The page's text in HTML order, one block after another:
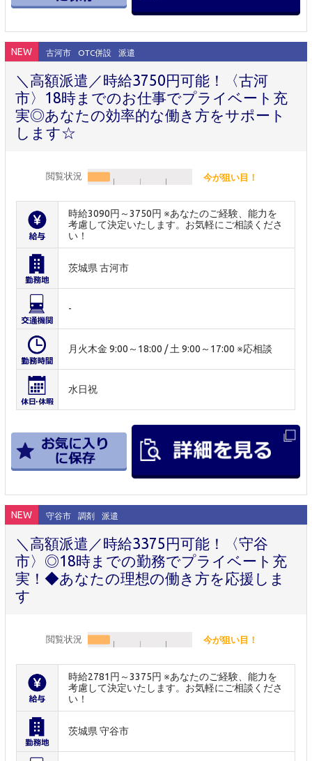
NEW 古河市 OTC併設 派遣
＼高額派遣／時給3750円可能！〈古河
市〉18時までのお仕事でプライベート充
実◎あなたの効率的な働き方をサポート
します☆
閲覧状況 今が狙い目！
時給3090円～3750円 ※あなたのご経験、能力を
考慮して決定いたします。お気軽にご相談くださ
い！
茨城県 古河市
-
月火木金 9:00～18:00 / 土 9:00～17:00 ※応相談
水日祝
NEW 守谷市 調剤 派遣
＼高額派遣／時給3375円可能！〈守谷
市〉◎18時までの勤務でプライベート充
実！◆あなたの理想の働き方を応援しま
す
閲覧状況 今が狙い目！
時給2781円～3375円 ※あなたのご経験、能力を
考慮して決定いたします。お気軽にご相談くださ
い！
茨城県 守谷市